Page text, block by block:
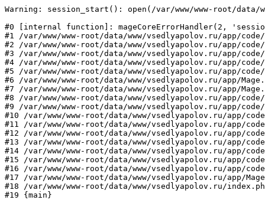
Warning: session_start(): open(/var/www/www-root/
#0 [internal function]: mageCoreErrorHandler(2,
#1 /var/www/www-root/data/www/vsedlyapolov.ru/app/
#2 /var/www/www-root/data/www/vsedlyapolov.ru/app/
#3 /var/www/www-root/data/www/vsedlyapolov.ru/app/
#4 /var/www/www-root/data/www/vsedlyapolov.ru/app/
#5 /var/www/www-root/data/www/vsedlyapolov.ru/app/
#6 /var/www/www-root/data/www/vsedlyapolov.ru/app/
#7 /var/www/www-root/data/www/vsedlyapolov.ru/app/
#8 /var/www/www-root/data/www/vsedlyapolov.ru/app/
#9 /var/www/www-root/data/www/vsedlyapolov.ru/app/
#10 /var/www/www-root/data/www/vsedlyapolov.ru/app/
#11 /var/www/www-root/data/www/vsedlyapolov.ru/app/
#12 /var/www/www-root/data/www/vsedlyapolov.ru/app/
#13 /var/www/www-root/data/www/vsedlyapolov.ru/app/
#14 /var/www/www-root/data/www/vsedlyapolov.ru/app/
#15 /var/www/www-root/data/www/vsedlyapolov.ru/app/
#16 /var/www/www-root/data/www/vsedlyapolov.ru/app/
#17 /var/www/www-root/data/www/vsedlyapolov.ru/app/
#18 /var/www/www-root/data/www/vsedlyapolov.ru/
#19 {main}